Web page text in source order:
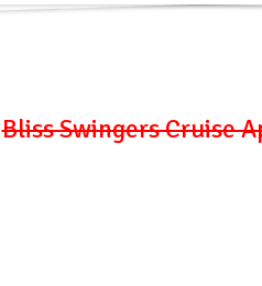
Bliss Swingers Cruise